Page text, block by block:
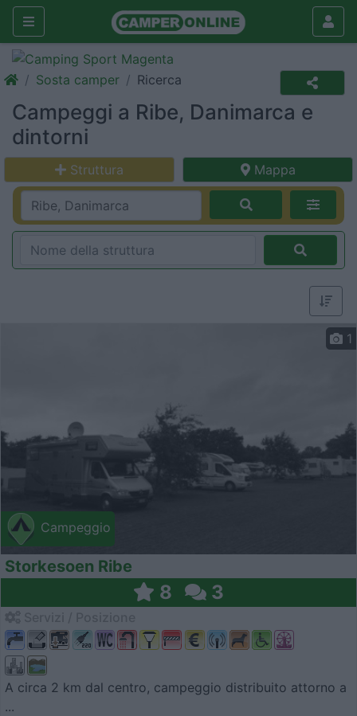
Sosta camper Ricerca
Campeggi a Ribe, Danimarca e
dintorni
Struttura Mappa
Campeggio
1
Storkesoen Ribe
8 3
A circa 2 km dal centro, campeggio distribuito attorno a
...